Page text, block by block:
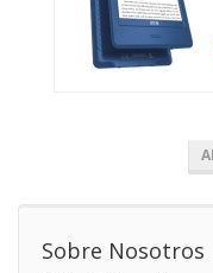
Sobre Nosotros